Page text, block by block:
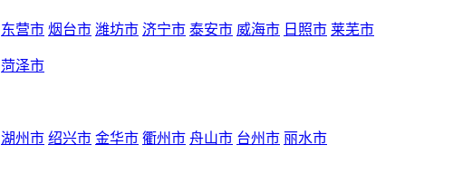
东营市 烟台市 潍坊市 济宁市 泰安市 威海市 日照市 莱芜市
菏泽市
湖州市 绍兴市 金华市 衢州市 舟山市 台州市 丽水市